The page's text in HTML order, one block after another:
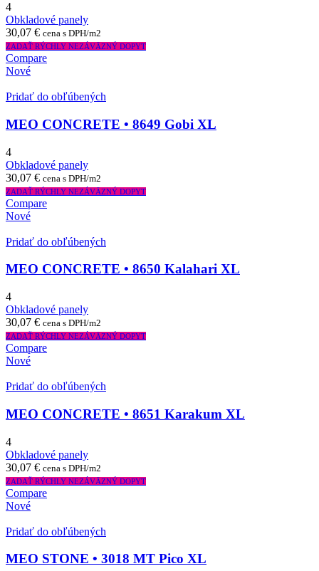
4
Obkladové panely
30,07 € cena s DPH/m2
ZADAŤ RÝCHLY NEZÁVÄZNÝ DOPYT
Compare
Nové
Pridať do obľúbených
MEO CONCRETE • 8649 Gobi XL
4
Obkladové panely
30,07 € cena s DPH/m2
ZADAŤ RÝCHLY NEZÁVÄZNÝ DOPYT
Compare
Nové
Pridať do obľúbených
MEO CONCRETE • 8650 Kalahari XL
4
Obkladové panely
30,07 € cena s DPH/m2
ZADAŤ RÝCHLY NEZÁVÄZNÝ DOPYT
Compare
Nové
Pridať do obľúbených
MEO CONCRETE • 8651 Karakum XL
4
Obkladové panely
30,07 € cena s DPH/m2
ZADAŤ RÝCHLY NEZÁVÄZNÝ DOPYT
Compare
Nové
Pridať do obľúbených
MEO STONE • 3018 MT Pico XL